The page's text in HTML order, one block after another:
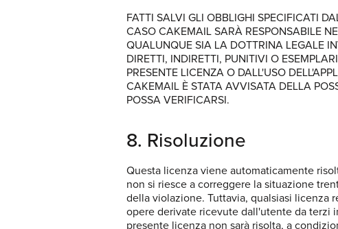
FATTI SALVI GLI OBBLIGHI SPECIFICATI
CASO CAKEMAIL SARÀ RESPONSABILE
QUALUNQUE SIA LA DOTTRINA LEGALE
DIRETTI, INDIRETTI, PUNITIVI O
PRESENTE LICENZA O DALL'USO
CAKEMAIL È STATA AVVISATA DELLA
POSSA VERIFICARSI.
8. Risoluzione
Questa licenza viene automaticamente
non si riesce a correggere la situazione
della violazione. Tuttavia, qualsiasi licenza
opere derivate ricevute dall'utente da terzi
presente licenza non sarà risolta, a